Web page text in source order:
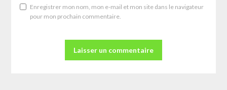
Enregistrer mon nom, mon e-mail et mon site dans le navigateur
pour mon prochain commentaire.